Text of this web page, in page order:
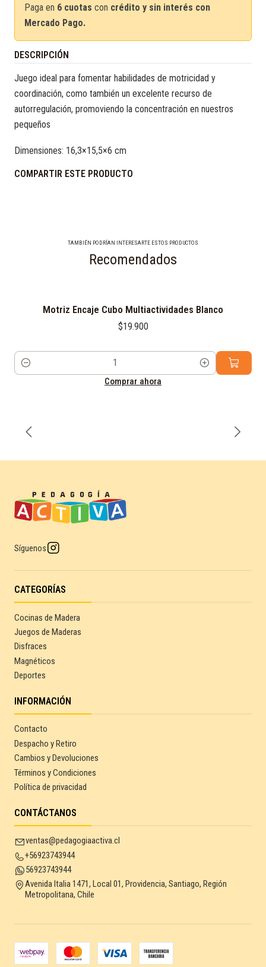
Paga en 6 cuotas con crédito y sin interés con
Mercado Pago.
DESCRIPCIÓN
Juego ideal para fomentar habilidades de motricidad y
coordinación, como también un excelente recurso de
autorregulación, promoviendo la concentración en nuestros
pequeños
Dimensiones: 16,3×15,5×6 cm
COMPARTIR ESTE PRODUCTO
TAMBIÉN PODRÍAN INTERESARTE ESTOS PRODUCTOS
Recomendados
Motriz Encaje Cubo Multiactividades Blanco
$19.900
Cantidad
Comprar ahora
Síguenos
CATEGORÍAS
Cocinas de Madera
Juegos de Maderas
Disfraces
Magnéticos
Deportes
INFORMACIÓN
Contacto
Despacho y Retiro
Cambios y Devoluciones
Términos y Condiciones
Política de privacidad
CONTÁCTANOS
ventas@pedagogiaactiva.cl
+56923743944
56923743944
Avenida Italia 1471, Local 01, Providencia, Santiago, Región
Metropolitana, Chile